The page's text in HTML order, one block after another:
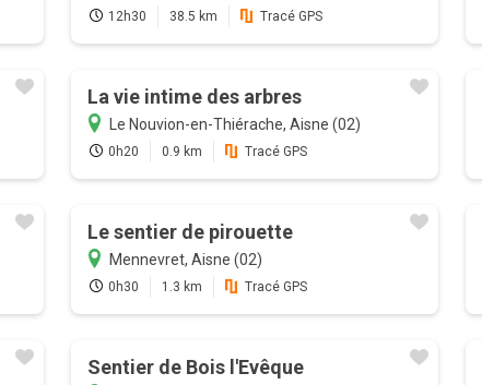
12h30 38.5 km Tracé GPS
La vie intime des arbres
Le Nouvion-en-Thiérache, Aisne (02)
0h20 0.9 km Tracé GPS
Le sentier de pirouette
Mennevret, Aisne (02)
0h30 1.3 km Tracé GPS
Sentier de Bois l'Evêque